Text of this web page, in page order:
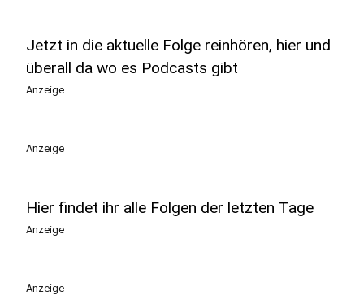
Jetzt in die aktuelle Folge reinhören, hier und
überall da wo es Podcasts gibt
Anzeige
Anzeige
Hier findet ihr alle Folgen der letzten Tage
Anzeige
Anzeige